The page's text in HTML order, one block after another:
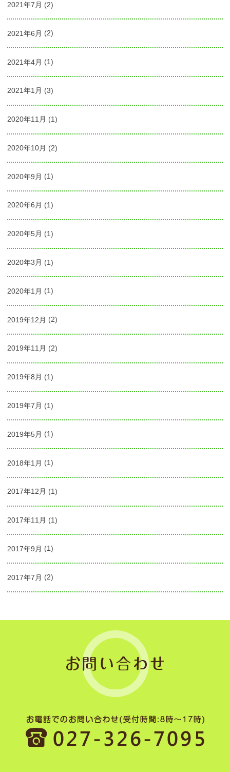
2021年7月 (2)
2021年6月 (2)
2021年4月 (1)
2021年1月 (3)
2020年11月 (1)
2020年10月 (2)
2020年9月 (1)
2020年6月 (1)
2020年5月 (1)
2020年3月 (1)
2020年1月 (1)
2019年12月 (2)
2019年11月 (2)
2019年8月 (1)
2019年7月 (1)
2019年5月 (1)
2018年1月 (1)
2017年12月 (1)
2017年11月 (1)
2017年9月 (1)
2017年7月 (2)